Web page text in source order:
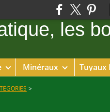
Minéraux Tuyaux
>